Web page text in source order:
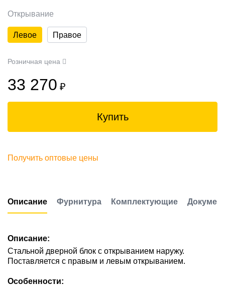
Открывание
Левое Правое
Розничная цена
33 270 ₽
Купить
Получить оптовые цены
Описание Фурнитура Комплектующие
Описание:
Стальной дверной блок с открыванием наружу.
Поставляется с правым и левым открыванием.
Особенности: